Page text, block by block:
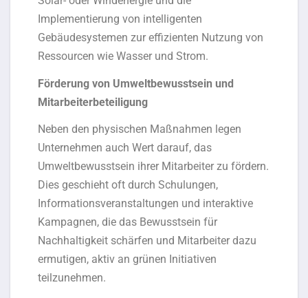
Implementierung von intelligenten
Gebäudesystemen zur effizienten Nutzung von
Ressourcen wie Wasser und Strom.
Förderung von Umweltbewusstsein und
Mitarbeiterbeteiligung
Neben den physischen Maßnahmen legen
Unternehmen auch Wert darauf, das
Umweltbewusstsein ihrer Mitarbeiter zu fördern.
Dies geschieht oft durch Schulungen,
Informationsveranstaltungen und interaktive
Kampagnen, die das Bewusstsein für
Nachhaltigkeit schärfen und Mitarbeiter dazu
ermutigen, aktiv an grünen Initiativen
teilzunehmen.